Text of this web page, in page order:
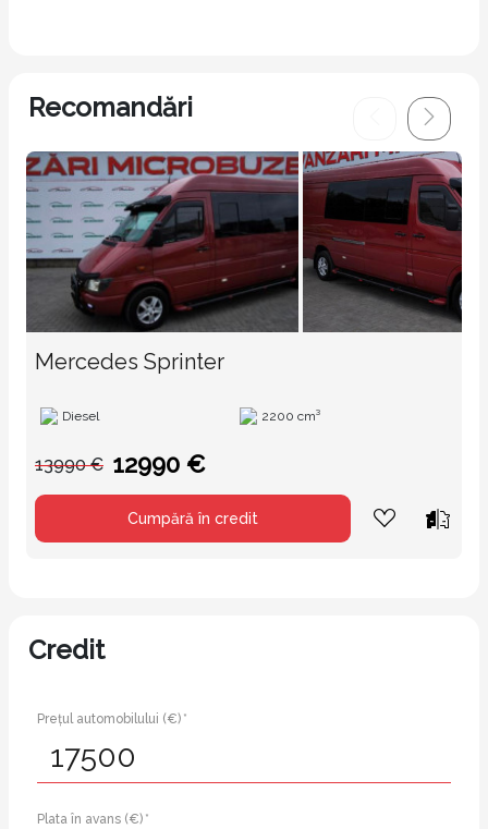
Recomandări
Mercedes Sprinter
Diesel 2200 cm³
13990 € 12990 €
Cumpără în credit
Credit
Prețul automobilului (€) *
Plata în avans (€) *